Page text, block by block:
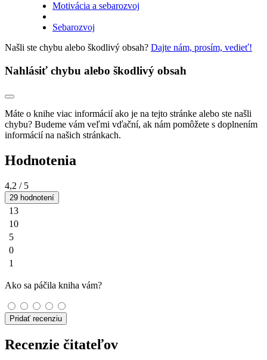
Motivácia a sebarozvoj
Sebarozvoj
Našli ste chybu alebo škodlivý obsah? Dajte nám, prosím, vedieť!
Nahlásiť chybu alebo škodlivý obsah
Máte o knihe viac informácií ako je na tejto stránke alebo ste našli
chybu? Budeme vám veľmi vďační, ak nám pomôžete s doplnením
informácií na našich stránkach.
Hodnotenia
4,2 / 5
29 hodnotení
13
10
5
0
1
Ako sa páčila kniha vám?
Pridať recenziu
Recenzie čitateľov